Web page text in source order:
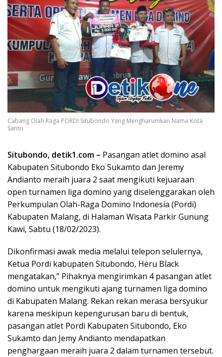
Cabang Olah Raga PORDI Situbondo Yang Mengharumkan Nama Kota
Santri
Situbondo, detik1.com – Pasangan atlet domino asal
Kabupaten Situbondo Eko Sukamto dan Jeremy
Andianto meraih juara 2 saat mengikuti kejuaraan
open turnamen liga domino yang diselenggarakan oleh
Perkumpulan Olah-Raga Domino Indonesia (Pordi)
Kabupaten Malang, di Halaman Wisata Parkir Gunung
Kawi, Sabtu (18/02/2023).
Dikonfirmasi awak media melalui telepon selulernya,
Ketua Pordi kabupaten Situbondo, Heru Black
mengatakan,” Pihaknya mengirimkan 4 pasangan atlet
domino untuk mengikuti ajang turnamen liga domino
di Kabupaten Malang. Rekan rekan merasa bersyukur
karena meskipun kepengurusan baru di bentuk,
pasangan atlet Pordi Kabupaten Situbondo, Eko
Sukamto dan Jemy Andianto mendapatkan
penghargaan meraih juara 2 dalam turnamen tersebut.